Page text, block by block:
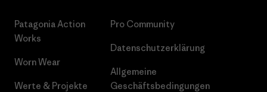
Patagonia Action
Works
Worn Wear
Werte & Projekte
Pro Community
Datenschutzerklärung
Allgemeine
Geschäftsbedingungen